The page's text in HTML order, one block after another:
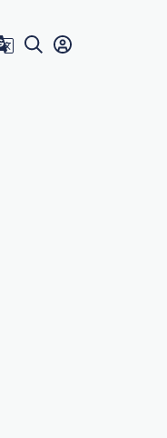
Zum Benutzer